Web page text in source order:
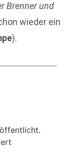
Brenner und
wieder ein
).